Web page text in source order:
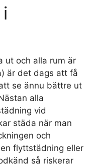
ut och alla rum är
är det dags att få
se ännu bättre ut
alla
vid
städa när man
och
flyttstädning eller
så riskerar